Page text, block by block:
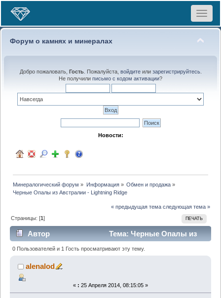
Toggle
Форум о камнях и минералах
Добро пожаловать, Гость. Пожалуйста, войдитеили зарегистрируйтесь.
Не получили письмо с кодом активации?
Новости:
Минералогический форум » Информация» Обмен и продажа»
Черные Опалы из Австралии - Lightning Ridge
« предыдущая тема следующая тема »
ПЕЧАТЬ
Страницы: [1]
Автор
Тема: Черные Опалы из
Австралии - Lightning Ridge (Прочитано 1543 раз)
0 Пользователей и 1 Гость просматривают эту тему.
alenalod
« : 25 Апреля 2014, 08:15:05 »